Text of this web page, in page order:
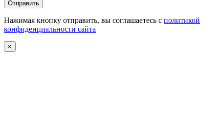
Нажимая кнопку отправить, вы соглашаетесь с политикой
конфиденциальности сайта
×